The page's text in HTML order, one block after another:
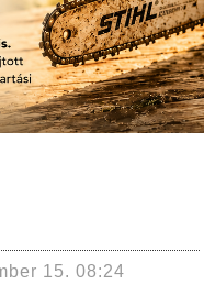
15. 08:24